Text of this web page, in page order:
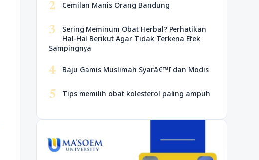
2 Cemilan Manis Orang Bandung
3
Sering Meminum Obat Herbal? Perhatikan
Hal-Hal Berikut Agar Tidak Terkena Efek
Sampingnya
4 Baju Gamis Muslimah Syarâ€™I dan Modis
5 Tips memilih obat kolesterol paling ampuh